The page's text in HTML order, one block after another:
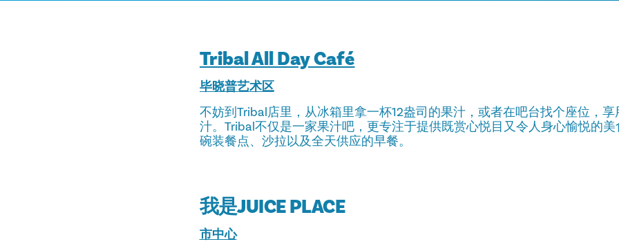
Tribal All Day Café
毕晓普艺术区
不妨到Tribal店里，从冰箱里拿一杯12盎司的果汁，或者在吧台找个座位，
汁。Tribal不仅是一家果汁吧，更专注于提供既赏心悦目又令人身心愉悦的
碗装餐点、沙拉以及全天供应的早餐。
我是JUICE PLACE
市中心